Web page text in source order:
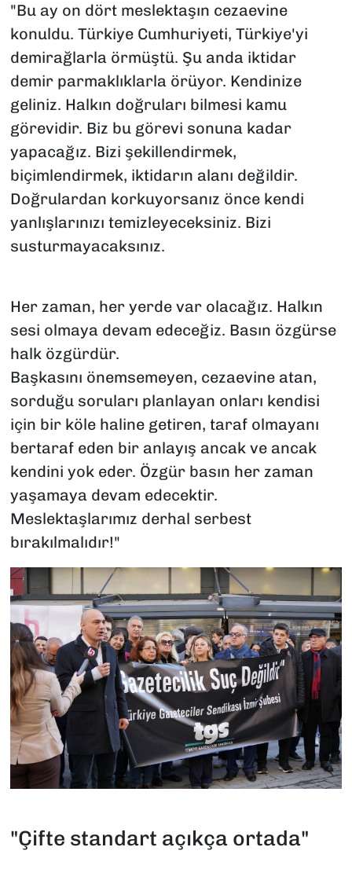
"Bu ay on dört meslektaşın cezaevine
konuldu. Türkiye Cumhuriyeti, Türkiye'yi
demirağlarla örmüştü. Şu anda iktidar
demir parmaklıklarla örüyor. Kendinize
geliniz. Halkın doğruları bilmesi kamu
görevidir. Biz bu görevi sonuna kadar
yapacağız. Bizi şekillendirmek,
biçimlendirmek, iktidarın alanı değildir.
Doğrulardan korkuyorsanız önce kendi
yanlışlarınızı temizleyeceksiniz. Bizi
susturmayacaksınız.
Her zaman, her yerde var olacağız. Halkın
sesi olmaya devam edeceğiz. Basın özgürse
halk özgürdür.
Başkasını önemsemeyen, cezaevine atan,
sorduğu soruları planlayan onları kendisi
için bir köle haline getiren, taraf olmayanı
bertaraf eden bir anlayış ancak ve ancak
kendini yok eder. Özgür basın her zaman
yaşamaya devam edecektir.
Meslektaşlarımız derhal serbest
bırakılmalıdır!"
"Çifte standart açıkça ortada"